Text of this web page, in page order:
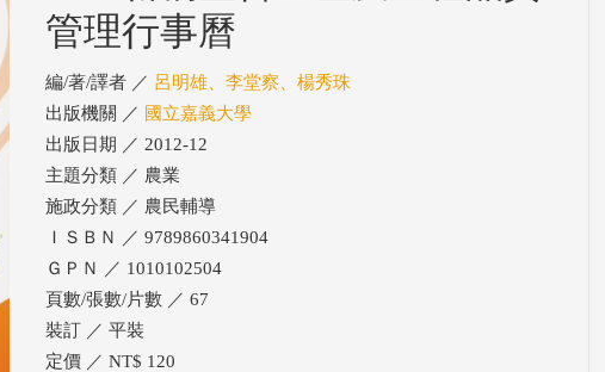
管理行事曆
編/著/譯者 ／ 呂明雄、李堂察、楊秀珠
出版機關 ／ 國立嘉義大學
出版日期 ／ 2012-12
主題分類 ／ 農業
施政分類 ／ 農民輔導
ＩＳＢＮ ／ 9789860341904
ＧＰＮ ／ 1010102504
頁數/張數/片數 ／ 67
裝訂 ／ 平裝
定價 ／ NT$ 120